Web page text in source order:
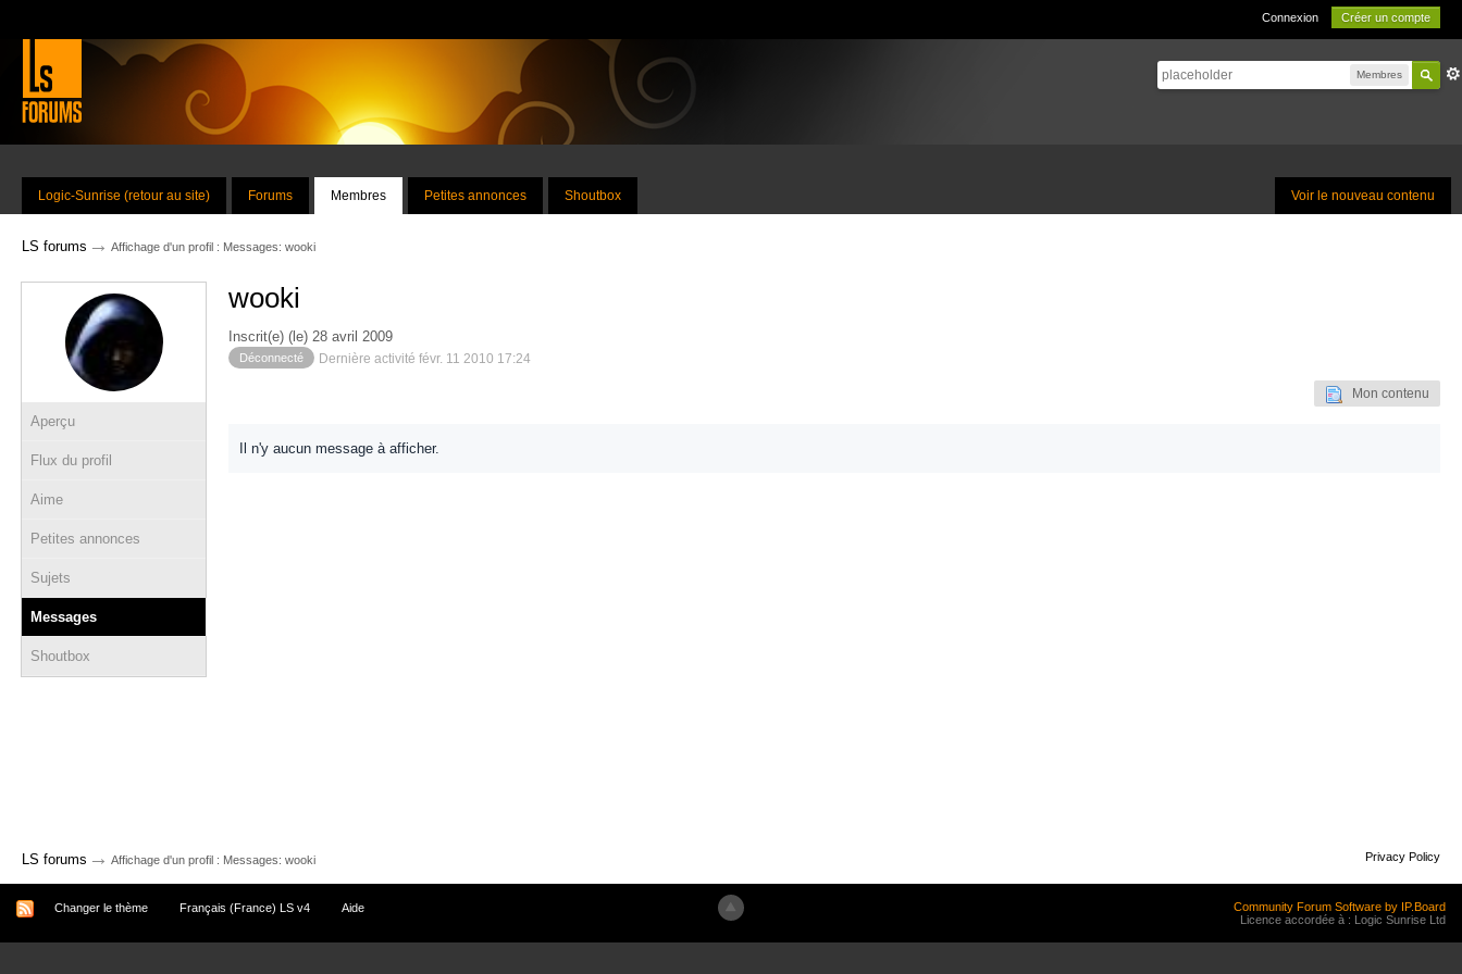
Connexion Créer un compte
Membres
Voir le nouveau contenu
Logic-Sunrise (retour au site) Forums Membres Petites annonces Shoutbox
LS forums → Affichage d'un profil : Messages: wooki
Aperçu
Flux du profil
Aime
Petites annonces
Sujets
Messages
Shoutbox
wooki
Inscrit(e) (le) 28 avril 2009
Déconnecté Dernière activité févr. 11 2010 17:24
Mon contenu
Il n'y aucun message à afficher.
LS forums → Affichage d'un profil : Messages: wooki Privacy Policy
Changer le thème Français (France) LS v4 Aide
Community Forum Software by IP.Board
Licence accordée à : Logic Sunrise Ltd